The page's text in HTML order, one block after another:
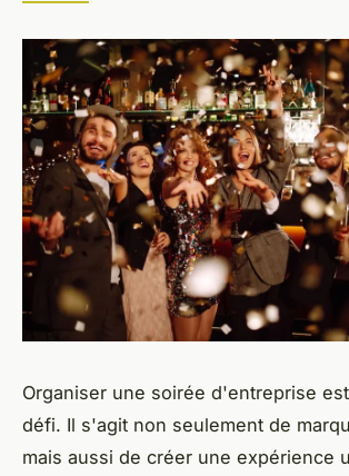
Organiser une soirée d'entreprise
défi. Il s'agit non seulement de
mais aussi de créer une expérience